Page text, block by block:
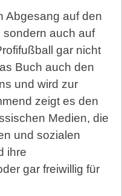
Abgesang auf den
sondern auch auf
gar nicht
Buch auch den
und wird zur
zeigt es den
Medien, die
und sozialen
ihre
gar freiwillig für